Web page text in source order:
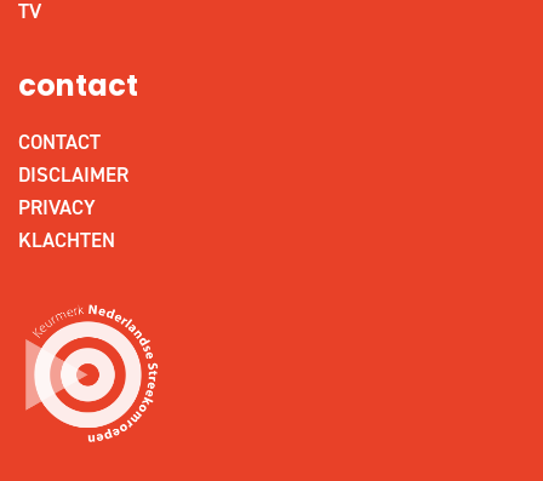
TV
contact
CONTACT
DISCLAIMER
PRIVACY
KLACHTEN